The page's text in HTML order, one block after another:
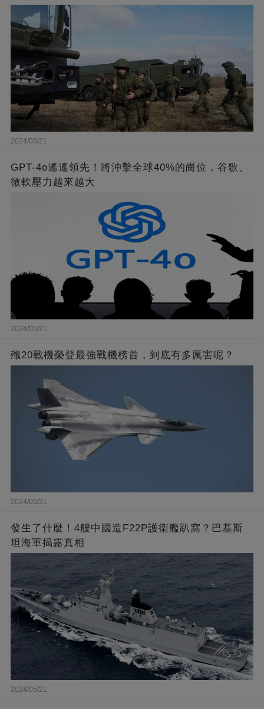
2024/05/21
GPT-4o遙遙領先！將沖擊全球40%的崗位，谷歌、
微軟壓力越來越大
2024/05/21
殲20戰機榮登最強戰機榜首，到底有多厲害呢？
2024/05/21
發生了什麼！4艘中國造F22P護衛艦趴窩？巴基斯
坦海軍揭露真相
2024/05/21